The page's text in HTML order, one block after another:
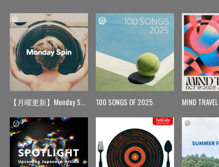
【月曜更新】Monday Spin 100 SONGS OF 2025 MIND TRAVEL